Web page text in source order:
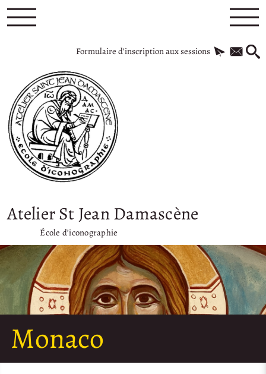
Formulaire d’inscription aux sessions
Atelier St Jean Damascène
École d’iconographie
Monaco